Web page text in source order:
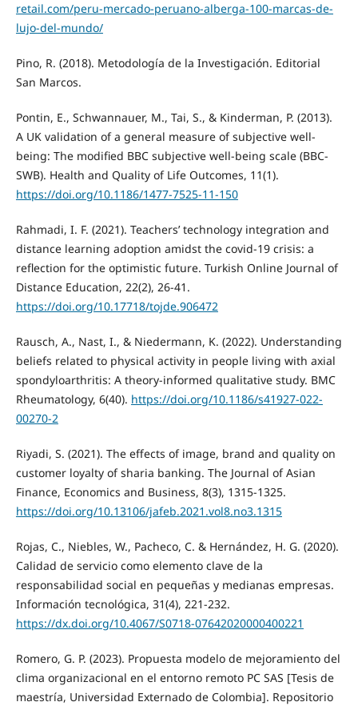
retail.com/peru-mercado-peruano-alberga-100-marcas-de-
lujo-del-mundo/
Pino, R. (2018). Metodología de la Investigación. Editorial
San Marcos.
Pontin, E., Schwannauer, M., Tai, S., & Kinderman, P. (2013).
A UK validation of a general measure of subjective well-
being: The modified BBC subjective well-being scale (BBC-
SWB). Health and Quality of Life Outcomes, 11(1).
https://doi.org/10.1186/1477-7525-11-150
Rahmadi, I. F. (2021). Teachers’ technology integration and
distance learning adoption amidst the covid-19 crisis: a
reflection for the optimistic future. Turkish Online Journal of
Distance Education, 22(2), 26-41.
https://doi.org/10.17718/tojde.906472
Rausch, A., Nast, I., & Niedermann, K. (2022). Understanding
beliefs related to physical activity in people living with axial
spondyloarthritis: A theory-informed qualitative study. BMC
Rheumatology, 6(40). https://doi.org/10.1186/s41927-022-
00270-2
Riyadi, S. (2021). The effects of image, brand and quality on
customer loyalty of sharia banking. The Journal of Asian
Finance, Economics and Business, 8(3), 1315-1325.
https://doi.org/10.13106/jafeb.2021.vol8.no3.1315
Rojas, C., Niebles, W., Pacheco, C. & Hernández, H. G. (2020).
Calidad de servicio como elemento clave de la
responsabilidad social en pequeñas y medianas empresas.
Información tecnológica, 31(4), 221-232.
https://dx.doi.org/10.4067/S0718-07642020000400221
Romero, G. P. (2023). Propuesta modelo de mejoramiento del
clima organizacional en el entorno remoto PC SAS [Tesis de
maestría, Universidad Externado de Colombia]. Repositorio